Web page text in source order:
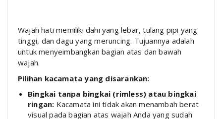
Wajah hati memiliki dahi yang lebar, tulang pipi yang
tinggi, dan dagu yang meruncing. Tujuannya adalah
untuk menyeimbangkan bagian atas dan bawah
wajah.
Pilihan kacamata yang disarankan:
Bingkai tanpa bingkai (rimless) atau bingkai
ringan: Kacamata ini tidak akan menambah berat
visual pada bagian atas wajah Anda yang sudah